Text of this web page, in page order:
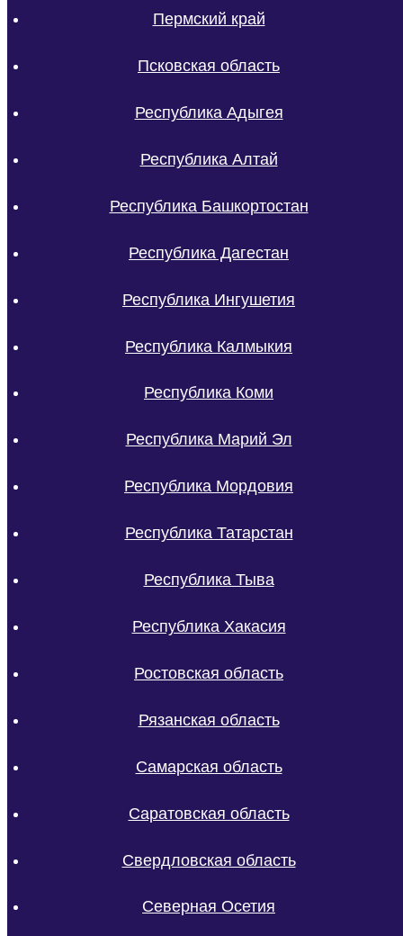
Пермский край
Псковская область
Республика Адыгея
Республика Алтай
Республика Башкортостан
Республика Дагестан
Республика Ингушетия
Республика Калмыкия
Республика Коми
Республика Марий Эл
Республика Мордовия
Республика Татарстан
Республика Тыва
Республика Хакасия
Ростовская область
Рязанская область
Самарская область
Саратовская область
Свердловская область
Северная Осетия